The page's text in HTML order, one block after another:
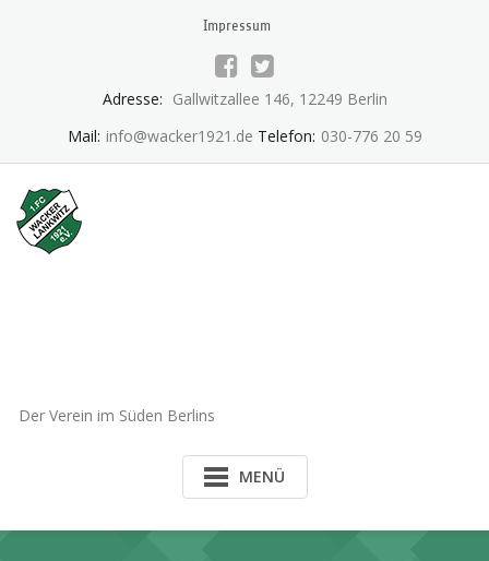
Impressum
Adresse: Gallwitzallee 146, 12249 Berlin
Mail: info@wacker1921.de Telefon: 030-776 20 59
Der Verein im Süden Berlins
MENÜ